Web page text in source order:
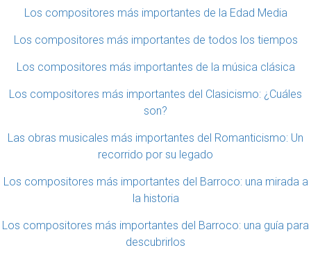
Los compositores más importantes de la Edad Media
Los compositores más importantes de todos los tiempos
Los compositores más importantes de la música clásica
Los compositores más importantes del Clasicismo: ¿Cuáles
son?
Las obras musicales más importantes del Romanticismo: Un
recorrido por su legado
Los compositores más importantes del Barroco: una mirada a
la historia
Los compositores más importantes del Barroco: una guía para
descubrirlos